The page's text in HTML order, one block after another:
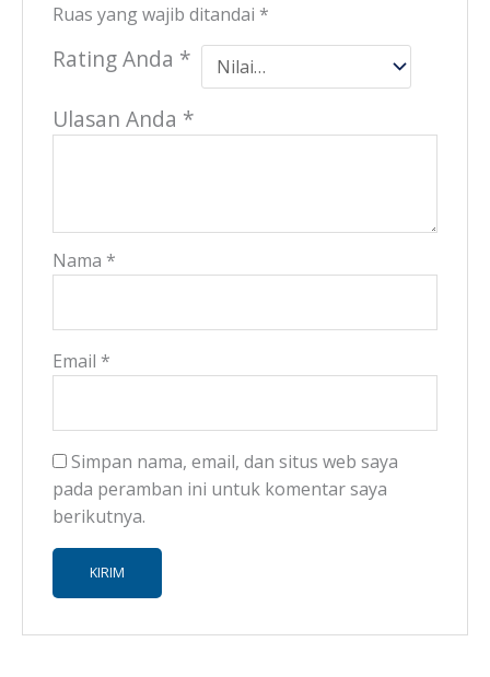
Ruas yang wajib ditandai *
Rating Anda *
Ulasan Anda *
Nama *
Email *
Simpan nama, email, dan situs web saya
pada peramban ini untuk komentar saya
berikutnya.